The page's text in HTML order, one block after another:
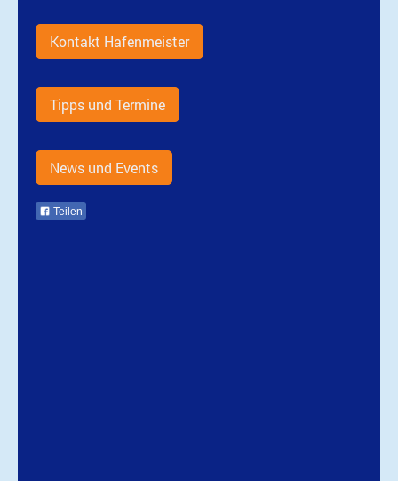
Kontakt Hafenmeister
Tipps und Termine
News und Events
Teilen